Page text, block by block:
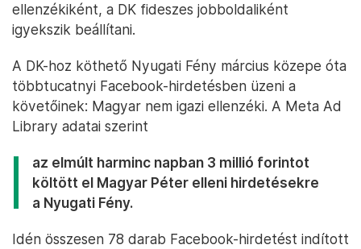
ellenzékiként, a DK fideszes jobboldaliként
igyekszik beállítani.
A DK-hoz köthető Nyugati Fény március közepe óta
többtucatnyi Facebook-hirdetésben üzeni a
követőinek: Magyar nem igazi ellenzéki. A Meta Ad
Library adatai szerint
az elmúlt harminc napban 3 millió forintot
költött el Magyar Péter elleni hirdetésekre
a Nyugati Fény.
Idén összesen 78 darab Facebook-hirdetést indított